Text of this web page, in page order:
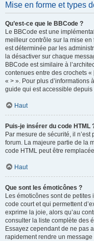
Mise en forme et types
Qu’est-ce que le BBCode ?
Le BBCode est une
meilleur contrôle sur la mise en
est déterminée par les
la désactiver sur chaque
BBCode est similaire à
contenues entre des crochets
« > ». Pour plus d’informations
guide qui est accessible
Haut
Puis-je insérer du code HTML
Par mesure de sécurité, il
forum. La majeure partie de la
code HTML peut être
Haut
Que sont les émoticônes ?
Les émoticônes sont de
code court et qui permettent
exprime la joie, alors qu’au
consulter la liste complète des
Essayez cependant de ne pas
rapidement rendre un